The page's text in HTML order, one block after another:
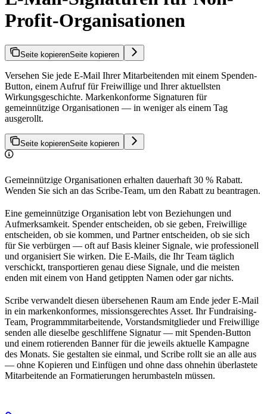
Profit-Organisationen
Seite kopierenSeite kopieren
Versehen Sie jede E-Mail Ihrer Mitarbeitenden mit einem Spenden-
Button, einem Aufruf für Freiwillige und Ihrer aktuellsten
Wirkungsgeschichte. Markenkonforme Signaturen für
gemeinnützige Organisationen — in weniger als einem Tag
ausgerollt.
Seite kopierenSeite kopieren
Gemeinnützige Organisationen erhalten dauerhaft 30 % Rabatt.
Wenden Sie sich an das Scribe-Team, um den Rabatt zu beantragen.
Eine gemeinnützige Organisation lebt von Beziehungen und
Aufmerksamkeit. Spender entscheiden, ob sie geben, Freiwillige
entscheiden, ob sie kommen, und Partner entscheiden, ob sie sich
für Sie verbürgen — oft auf Basis kleiner Signale, wie professionell
und organisiert Sie wirken. Die E-Mails, die Ihr Team täglich
verschickt, transportieren genau diese Signale, und die meisten
enden mit einem von Hand getippten Namen oder gar nichts.
Scribe verwandelt diesen übersehenen Raum am Ende jeder E-Mail
in ein markenkonformes, missionsgerechtes Asset. Ihr Fundraising-
Team, Programmmitarbeitende, Vorstandsmitglieder und Freiwillige
senden alle dieselbe geschliffene Signatur — mit Spenden-Button
und einem rotierenden Banner für die jeweils aktuelle Kampagne
des Monats. Sie gestalten sie einmal, und Scribe rollt sie an alle aus
— ohne Kopieren und Einfügen und ohne dass ohnehin überlastete
Mitarbeitende an Formatierungen herumbasteln müssen.